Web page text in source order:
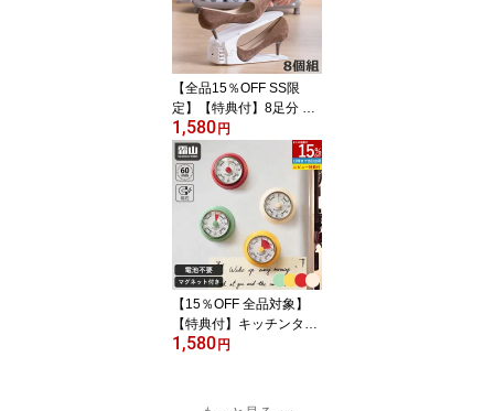
学習 スポーツタイマー
アラーム 簡単 小さい シ
ンプル 電池 LED タイマ
ー 料理 勉強 運動 会議 霜
山【全品15％OFF SS限
定】【特典付】8足分 シ
ューズホルダー くつホル
ダー 靴ホルダー 高さ調
節 靴 収納 靴箱整理 靴 靴
箱 下駄箱 玄関 玄関収納
スリム 省スペース おし
ゃれ すき間収納 シュー
ズ 靴収納
1,580円
【15％OFF 全品対象】
【特典付】キッチンタイ
マー マグネット タイマ
マイ仕掛け キッチンタイ
1,580円